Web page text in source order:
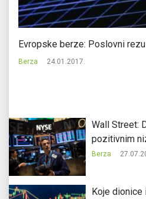
Evropske berze: Poslovni
Berza 24.01.2017.
Wall Street:
pozitivnim
Berza
Koje dionice